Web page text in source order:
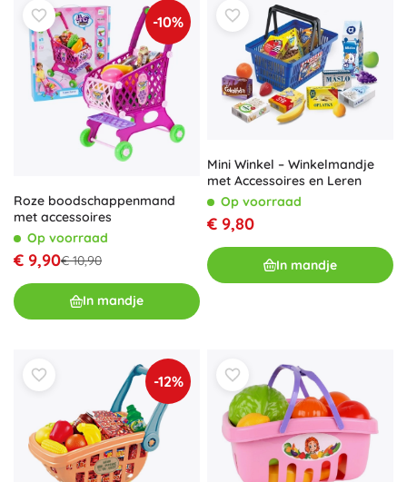
-10%
Roze boodschappenmand
met accessoires
Op voorraad
€ 9,90€ 10,90
In mandje
Mini Winkel – Winkelmandje
met Accessoires en Leren
Op voorraad
€ 9,80
In mandje
-12%